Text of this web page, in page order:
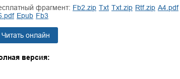
Николаевич Сидоренко
фрагмент:
fb2.zip txt txt.zip rtf.zip
a4.pdf
epub fb3
Читать онлайн
версия: